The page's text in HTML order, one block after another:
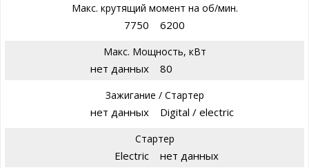
Макс. крутящий момент на об/мин.
7750 6200
Макс. Мощность, кВт
нет данных 80
Зажигание / Стартер
нет данных Digital / electric
Стартер
Electric нет данных